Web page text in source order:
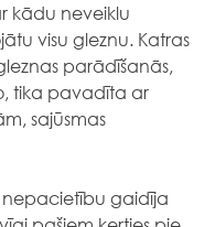
kādu neveiklu
visu gleznu. Katras
parādīšanās,
tika pavadīta ar
sajūsmas
nepacietību gaidīja